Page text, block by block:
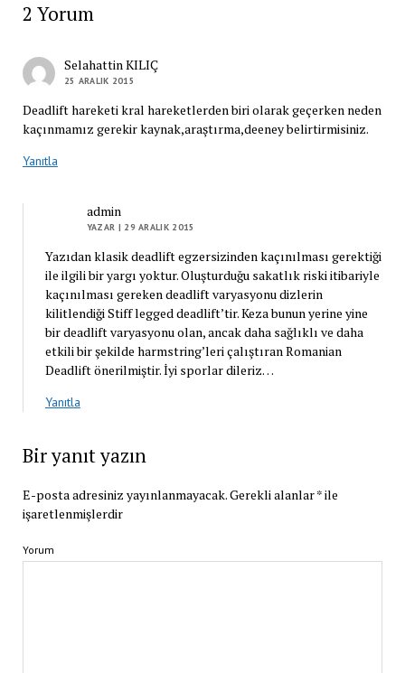
2 Yorum
Selahattin KILIÇ
25 ARALIK 2015
Deadlift hareketi kral hareketlerden biri olarak geçerken neden
kaçınmamız gerekir kaynak,araştırma,deeney belirtirmisiniz.
Yanıtla
admin
YAZAR | 29 ARALIK 2015
Yazıdan klasik deadlift egzersizinden kaçınılması gerektiği
ile ilgili bir yargı yoktur. Oluşturduğu sakatlık riski itibariyle
kaçınılması gereken deadlift varyasyonu dizlerin
kilitlendiği Stiff legged deadlift’tir. Keza bunun yerine yine
bir deadlift varyasyonu olan, ancak daha sağlıklı ve daha
etkili bir şekilde harmstring’leri çalıştıran Romanian
Deadlift önerilmiştir. İyi sporlar dileriz…
Yanıtla
Bir yanıt yazın
E-posta adresiniz yayınlanmayacak.Gerekli alanlar*ile
işaretlenmişlerdir
Yorum